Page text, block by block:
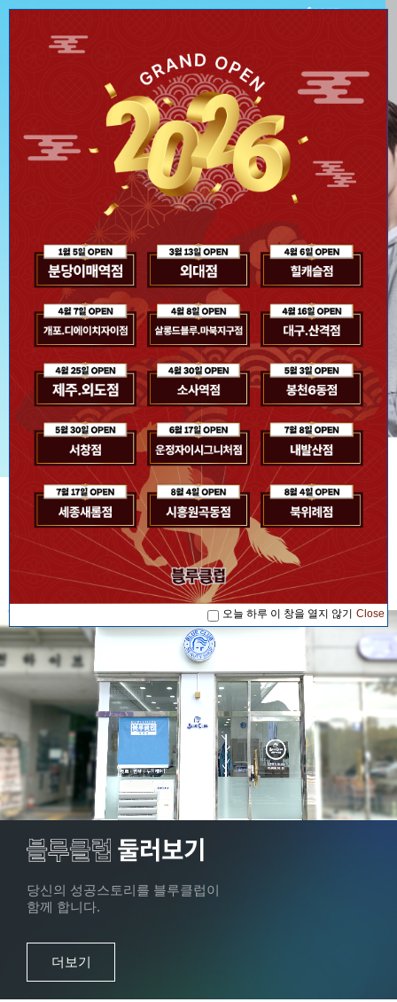
신제품 스파클링 라인 출신
극강의 시원함을 선사하다
두피 속까지 톡! 쏘는
스파클링 헤어 팩&토닉
공지사항
[공지사항] [블루소식]2026. 07. 17 '블루...
[공지사항] [블루소식]2026. 08. 04 '블루...
[공지사항] [블루소식]2026. 08. 04 '블루...
[공지사항] [블루소식]2026. 07. 17 '블루...
[공지사항] [블루소식]2026. 08. 04 '블루...
당신의 성공스토리를 블루클럽이
함께 합니다.
더보기
오늘 하루 이 창을 열지 않기 Close
오늘 하루 이 창을 열지 않기 Close
오늘 하루 이 창을 열지 않기 Close